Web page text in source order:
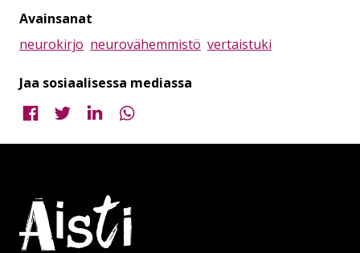
Avainsanat
neurokirjo neurovähemmistö vertaistuki
Jaa sosiaalisessa mediassa
Jaa Facebookissa
Jaa TwitterissäJaa LinkedInissä